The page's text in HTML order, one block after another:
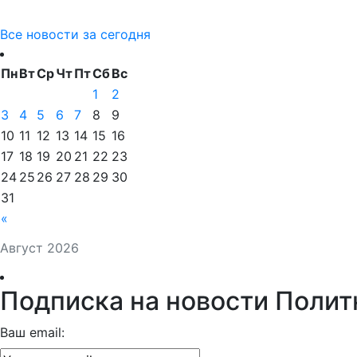
Все новости за сегодня
Август 2026
ПнВтСрЧтПтСбВс
«
1
2
3
4 5 6 7 8
9
10 11 12 13 14 15 16
17 18 19 20 21 22 23
24 25 26 27 28 29 30
31
Подписка на новости
Ваш email: